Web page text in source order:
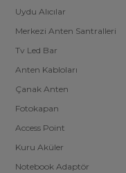
Uydu Alıcılar
Merkezi Anten Santralleri
Tv Led Bar
Anten Kabloları
Çanak Anten
Fotokapan
Access Point
Kuru Aküler
Notebook Adaptör